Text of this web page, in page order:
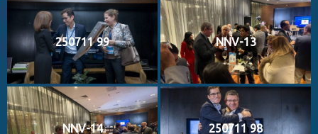
250711 99 NNV-13
NNV-14 250711 98